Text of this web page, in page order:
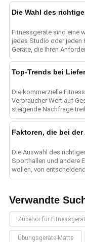
Fitnessgeräte sind eine
jedes Studio oder jeden
Geräte, die Ihren
......
Die kommerzielle
Verbraucher Wert auf
steigende Nachfrage
Fitness e......
Die Auswahl des
Sporthallen und andere
wollen, von
zur Auswahl......
Verwandte
Zubehör für
Übungsgeräte-Matte